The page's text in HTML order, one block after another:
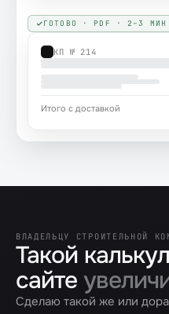
ГОТОВО · PDF · 2–3 МИН
КП № 214
Итого с доставкой
ВЛАДЕЛЬЦУ СТРОИТЕЛЬНОЙ
Такой
сайте
Сделаю такой же или